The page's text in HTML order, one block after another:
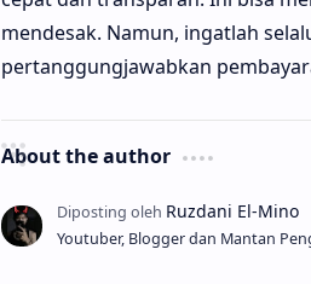
mendesak. Namun, ingatlah
pertanggungjawabkan
About the author
Youtuber, Blogger dan Mantan